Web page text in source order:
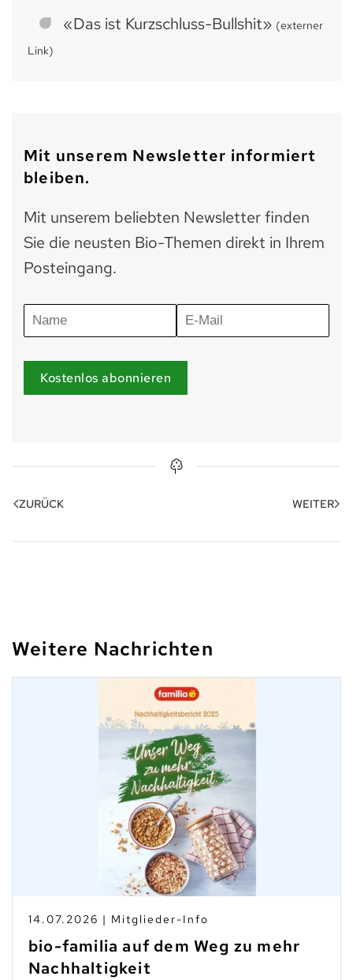
«Das ist Kurzschluss-Bullshit» (externer
Link)
Mit unserem Newsletter informiert
bleiben.
Mit unserem beliebten Newsletter finden
Sie die neusten Bio-Themen direkt in Ihrem
Posteingang.
Kostenlos abonnieren
ZURÜCK WEITER
Weitere Nachrichten
14.07.2026 | Mitglieder-Info
bio-familia auf dem Weg zu mehr
Nachhaltigkeit